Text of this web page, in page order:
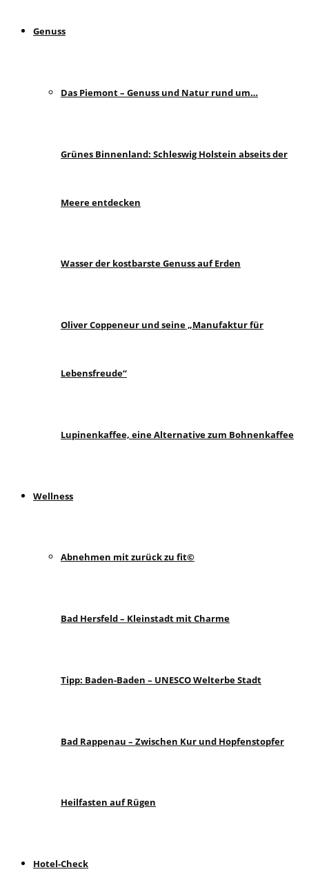
Genuss
Das Piemont – Genuss und Natur rund um…
Grünes Binnenland: Schleswig Holstein abseits der
Meere entdecken
Wasser der kostbarste Genuss auf Erden
Oliver Coppeneur und seine „Manufaktur für
Lebensfreude“
Lupinenkaffee, eine Alternative zum Bohnenkaffee
Wellness
Abnehmen mit zurück zu fit©
Bad Hersfeld – Kleinstadt mit Charme
Tipp: Baden-Baden – UNESCO Welterbe Stadt
Bad Rappenau – Zwischen Kur und Hopfenstopfer
Heilfasten auf Rügen
Hotel-Check